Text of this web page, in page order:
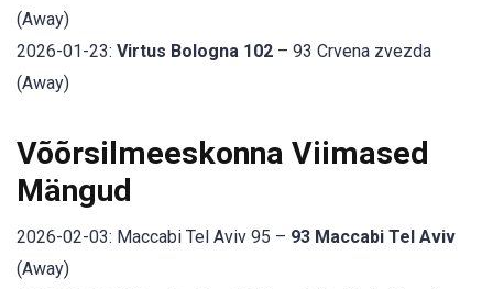
(Away)
2026-01-23: Virtus Bologna 102 – 93 Crvena zvezda
(Away)
Võõrsilmeeskonna Viimased
Mängud
2026-02-03: Maccabi Tel Aviv 95 – 93 Maccabi Tel Aviv
(Away)